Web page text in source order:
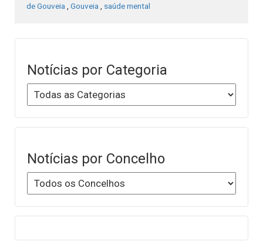
de Gouveia
Gouveia saúde mental
Notícias por Categoria
Notícias por Concelho